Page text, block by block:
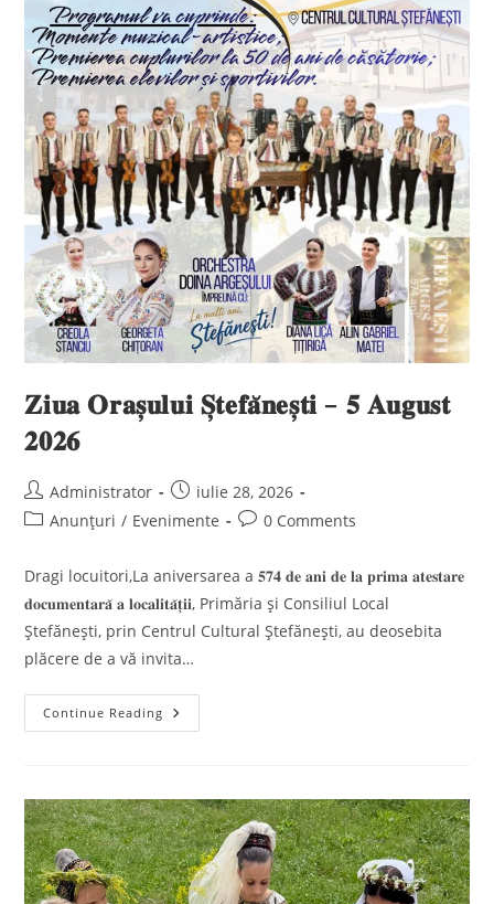
𝐙𝐢𝐮𝐚 𝐎𝐫𝐚𝐬̦𝐮𝐥𝐮𝐢 𝐒̦𝐭𝐞𝐟𝐚̆𝐧𝐞𝐬̦𝐭𝐢 – 𝟓 𝐀𝐮𝐠𝐮𝐬𝐭
𝟐𝟎𝟐𝟔
Post
author:
Administrator
Post
published:
iulie 28, 2026
PostAnunțuri / Evenimente
Post0 Comments
Dragi locuitori,La aniversarea a 𝟓𝟕𝟒 𝐝𝐞 𝐚𝐧𝐢 𝐝𝐞 𝐥𝐚 𝐩𝐫𝐢𝐦𝐚 𝐚𝐭𝐞𝐬𝐭𝐚𝐫𝐞
𝐝𝐨𝐜𝐮𝐦𝐞𝐧𝐭𝐚𝐫𝐚̆ 𝐚 𝐥𝐨𝐜𝐚𝐥𝐢𝐭𝐚̆𝐭̦𝐢𝐢, Primăria și Consiliul Local
Ștefănești, prin Centrul Cultural Ștefănești, au deosebita
plăcere de a vă invita…
Continue Reading 𝐙𝐢𝐮𝐚
𝐎𝐫𝐚𝐬̦𝐮𝐥𝐮𝐢
𝟐𝟎𝟐𝟔